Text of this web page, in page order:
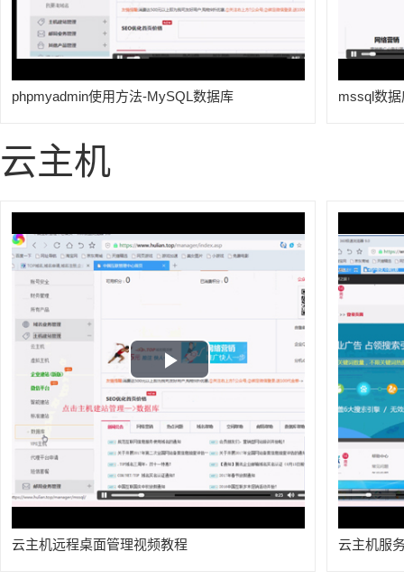
phpmyadmin使用方法-MySQL数据库 mssql数
云主机
Play
Video
云主机远程桌面管理视频教程 云主机服